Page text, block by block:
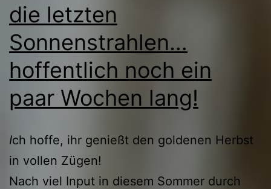
die letzten
Sonnenstrahlen…
hoffentlich noch ein
paar Wochen lang!
Ich hoffe, ihr genießt den goldenen Herbst
in vollen Zügen!
Nach viel Input in diesem Sommer durch